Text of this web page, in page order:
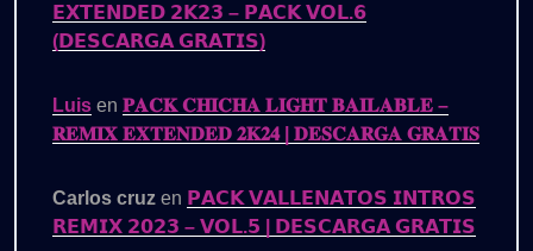
𝗘𝗫𝗧𝗘𝗡𝗗𝗘𝗗 𝟮𝗞𝟮𝟯 – 𝗣𝗔𝗖𝗞 𝗩𝗢𝗟.𝟲
(𝗗𝗘𝗦𝗖𝗔𝗥𝗚𝗔 𝗚𝗥𝗔𝗧𝗜𝗦)
Luis en 𝐏𝐀𝐂𝐊 𝐂𝐇𝐈𝐂𝐇𝐀 𝐋𝐈𝐆𝐇𝐓 𝐁𝐀𝐈𝐋𝐀𝐁𝐋𝐄 –
𝐑𝐄𝐌𝐈𝐗 𝐄𝐗𝐓𝐄𝐍𝐃𝐄𝐃 𝟐𝐊𝟐𝟒 | 𝐃𝐄𝐒𝐂𝐀𝐑𝐆𝐀 𝐆𝐑𝐀𝐓𝐈𝐒
Carlos cruz en 𝗣𝗔𝗖𝗞 𝗩𝗔𝗟𝗟𝗘𝗡𝗔𝗧𝗢𝗦 𝗜𝗡𝗧𝗥𝗢𝗦
𝗥𝗘𝗠𝗜𝗫 𝟮𝟬𝟮𝟯 – 𝗩𝗢𝗟.𝟱 | 𝗗𝗘𝗦𝗖𝗔𝗥𝗚𝗔 𝗚𝗥𝗔𝗧𝗜𝗦